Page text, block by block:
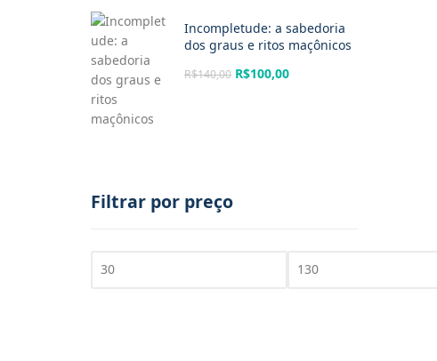
Incompletude: a sabedoria
dos graus e ritos maçônicos
R$140,00 R$100,00
Filtrar por preço